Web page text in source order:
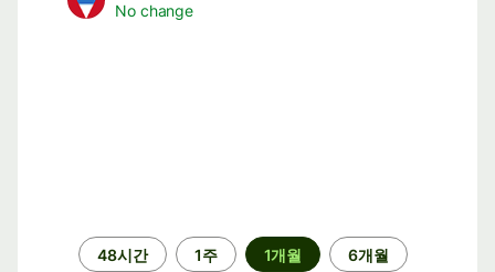
No change
48시간 1주 1개월 6개월